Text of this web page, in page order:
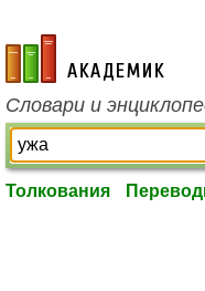
academic.ru
Словари и
Толкования